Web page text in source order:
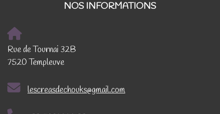
NOS INFORMATIONS
Rue de Tournai 32B
7520 Templeuve
lescreasdechouks@gmail.com